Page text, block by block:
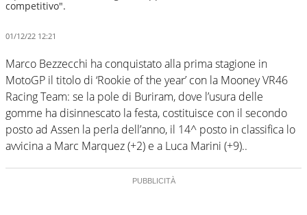
competitivo".
01/12/22 12:21
Marco Bezzecchi ha conquistato alla prima stagione in
MotoGP il titolo di ‘Rookie of the year’ con la Mooney VR46
Racing Team: se la pole di Buriram, dove l’usura delle
gomme ha disinnescato la festa, costituisce con il secondo
posto ad Assen la perla dell’anno, il 14^ posto in classifica lo
avvicina a Marc Marquez (+2) e a Luca Marini (+9)..